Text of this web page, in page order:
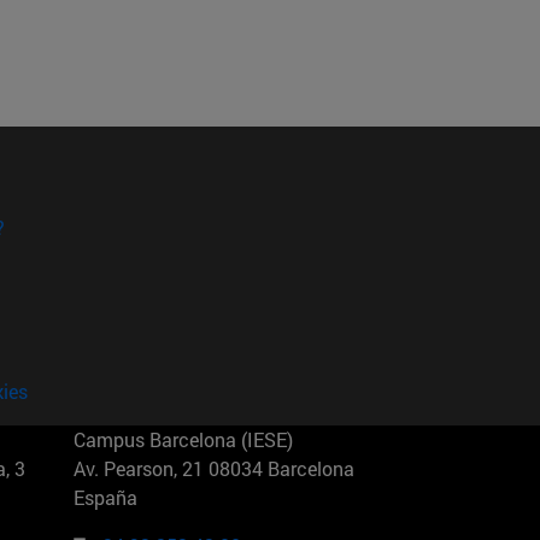
3
Campus Barcelona (IESE)
Av. Pearson, 21 08034 Barcelona
España